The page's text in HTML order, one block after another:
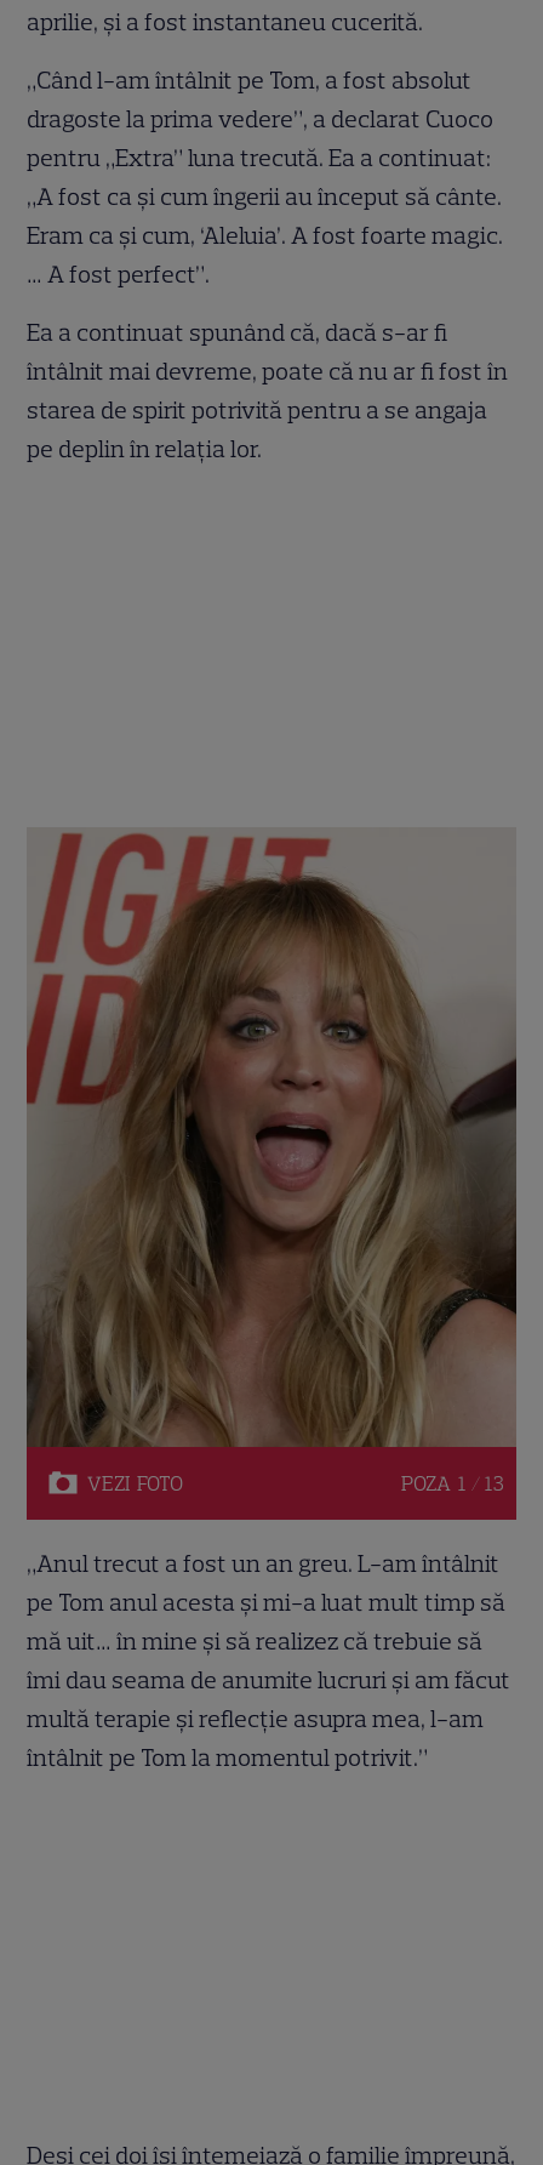
aprilie, și a fost instantaneu cucerită.
„Când l-am întâlnit pe Tom, a fost absolut
dragoste la prima vedere”, a declarat Cuoco
pentru „Extra” luna trecută. Ea a continuat:
„A fost ca și cum îngerii au început să cânte.
Eram ca și cum, ‘Aleluia’. A fost foarte magic.
… A fost perfect”.
Ea a continuat spunând că, dacă s-ar fi
întâlnit mai devreme, poate că nu ar fi fost în
starea de spirit potrivită pentru a se angaja
pe deplin în relația lor.
VEZI FOTO POZA 1 / 13
„Anul trecut a fost un an greu. L-am întâlnit
pe Tom anul acesta și mi-a luat mult timp să
mă uit… în mine și să realizez că trebuie să
îmi dau seama de anumite lucruri și am făcut
multă terapie și reflecție asupra mea, l-am
întâlnit pe Tom la momentul potrivit.”
Deși cei doi își întemeiază o familie împreună,